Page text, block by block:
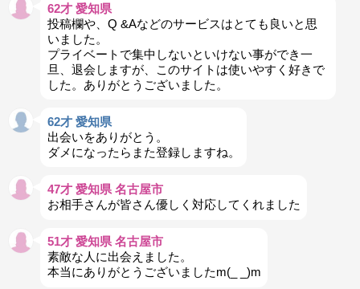
62才 愛知県
投稿欄や、Q &Aなどのサービスはとても良いと思
いました。
プライベートで集中しないといけない事ができ一
旦、退会しますが、このサイトは使いやすく好きで
した。ありがとうございました。
62才 愛知県
出会いをありがとう。
ダメになったらまた登録しますね。
47才 愛知県 名古屋市
お相手さんが皆さん優しく対応してくれました
51才 愛知県 名古屋市
素敵な人に出会えました。
本当にありがとうございましたm(_ _)m